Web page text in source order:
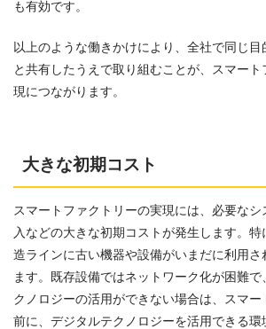
も有効です。
以上のような働きかけにより、全社で同じ目
と共有したうえで取り組むことが、スマー
現につながります。
大きな初期コスト
スマートファクトリーの実現には、必要な
入などの大きな初期コストが発生します。
造ラインに古い機器や設備がいまだに利用さ
ます。既存設備ではネットワーク化が困難
クノロジーの活用ができない場合は、スマ
前に、デジタルテクノロジーを活用できる環